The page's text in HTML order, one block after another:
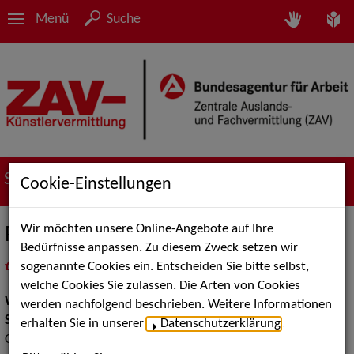
Menü Suche
Suche nach Künstler*innen
PANTAO
als PDF speichern
inMeine Merklistelegen
Walk Acts Animation:Stelzenlauf, Walk Acts
Show Acts: Figuren und Puppentheater, Straßenshows /
Outdoor
Cookie-Einstellungen
Wir möchten unsere Online-Angebote auf Ihre
Bedürfnisse anpassen. Zu diesem Zweck setzen wir
sogenannte Cookies ein. Entscheiden Sie bitte selbst,
welche Cookies Sie zulassen. Die Arten von Cookies
werden nachfolgend beschrieben. Weitere Informationen
erhalten Sie in unserer
Datenschutzerklärung